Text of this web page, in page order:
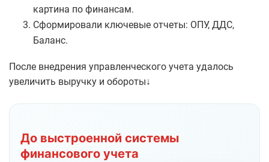
картина по финансам.
Сформировали ключевые отчеты: ОПУ, ДДС,
Баланс.
После внедрения управленческого учета удалось
увеличить выручку и обороты↓
Результаты бизнеса до и после внедрения
До выстроенной системы
финансового учета